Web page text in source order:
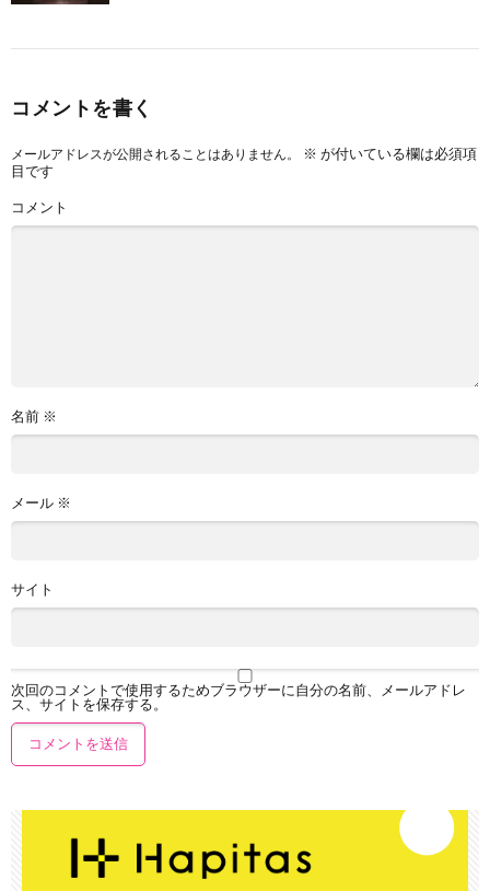
コメントを書く
メールアドレスが公開されることはありません。 ※ が付いている欄は必須項
目です
コメント
名前 ※
メール ※
サイト
次回のコメントで使用するためブラウザーに自分の名前、メールアドレ
ス、サイトを保存する。